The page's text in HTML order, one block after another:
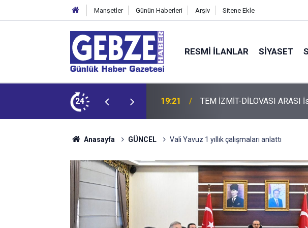
Manşetler Günün Haberleri Arşiv Sitene Ekle
RESMI İLANLAR SİYASET
24
DİLOVASI ARASI İstanbul Yönü Trafiğe Kapatılıyor 19:20 GTO'dan Üyelerine Ticari
Anasayfa GÜNCEL Vali Yavuz 1 yıllık çalışmaları anlattı